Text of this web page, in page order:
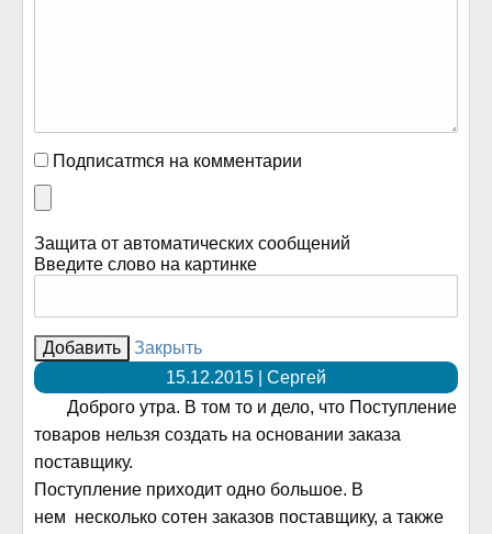
Подписатmся на комментарии
Защита от автоматических сообщений
Введите слово на картинке
Закрыть
15.12.2015 | Сергей
Доброго утра. В том то и дело, что Поступление
товаров нельзя создать на основании заказа
поставщику.
Поступление приходит одно большое. В
нем несколько сотен заказов поставщику, а также